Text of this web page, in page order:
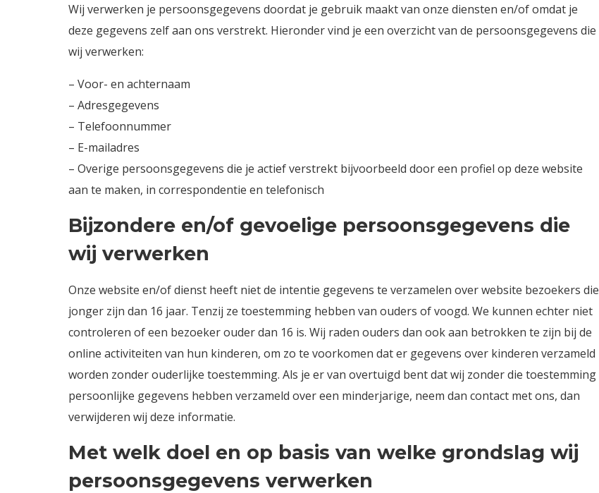
Wij verwerken je persoonsgegevens doordat je gebruik maakt van onze diensten en/of omdat je
deze gegevens zelf aan ons verstrekt. Hieronder vind je een overzicht van de persoonsgegevens die
wij verwerken:
– Voor- en achternaam
– Adresgegevens
– Telefoonnummer
– E-mailadres
– Overige persoonsgegevens die je actief verstrekt bijvoorbeeld door een profiel op deze website
aan te maken, in correspondentie en telefonisch
Bijzondere en/of gevoelige persoonsgegevens die
wij verwerken
Onze website en/of dienst heeft niet de intentie gegevens te verzamelen over website bezoekers die
jonger zijn dan 16 jaar. Tenzij ze toestemming hebben van ouders of voogd. We kunnen echter niet
controleren of een bezoeker ouder dan 16 is. Wij raden ouders dan ook aan betrokken te zijn bij de
online activiteiten van hun kinderen, om zo te voorkomen dat er gegevens over kinderen verzameld
worden zonder ouderlijke toestemming. Als je er van overtuigd bent dat wij zonder die toestemming
persoonlijke gegevens hebben verzameld over een minderjarige, neem dan contact met ons, dan
verwijderen wij deze informatie.
Met welk doel en op basis van welke grondslag wij
persoonsgegevens verwerken